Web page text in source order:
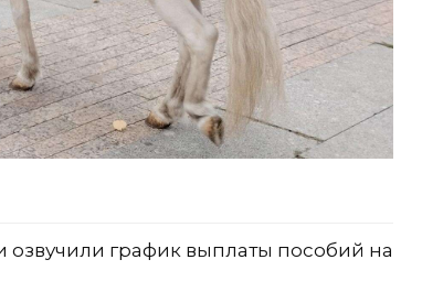
график выплаты пособий на